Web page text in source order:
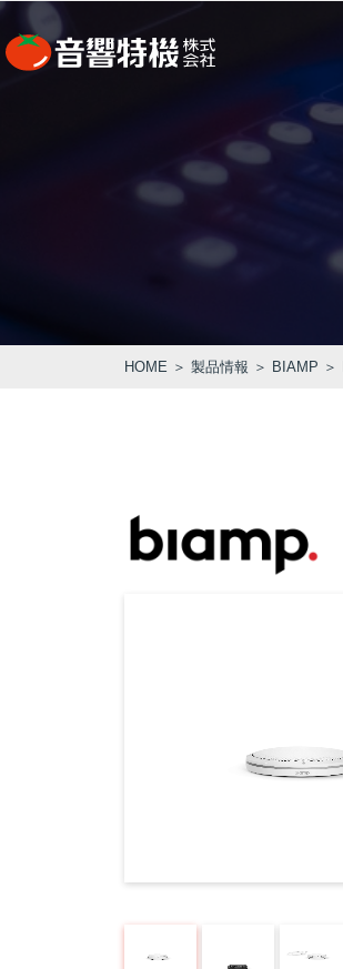
PRODUCTS
CONCEPT
⾳響特機の特長
COMPANY
HOME ＞ 製品情報 ＞ BIAMP ＞